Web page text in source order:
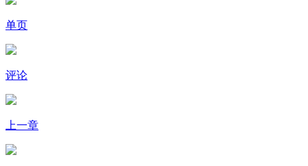
单页
评论
上一章